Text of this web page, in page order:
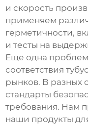
и скорость
применяем
герметичности,
и тесты на
Еще одна
соответствия
рынков. В разных
стандарты
требования. Нам
наши продукты